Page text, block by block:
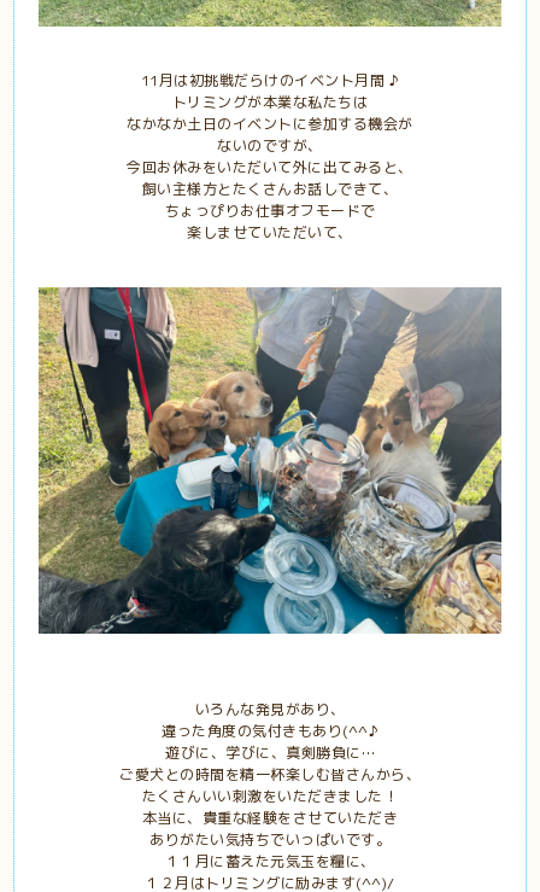
11月は初挑戦だらけのイベント月間 ♪
トリミングが本業な私たちは
なかなか土日のイベントに参加する機会が
ないのですが、
今回お休みをいただいて外に出てみると、
飼い主様方とたくさんお話しできて、
ちょっぴりお仕事オフモードで
楽しませていただいて、
いろんな発見があり、
違った角度の気付きもあり(^^♪
遊びに、学びに、真剣勝負に…
ご愛犬との時間を精一杯楽しむ皆さんから、
たくさんいい刺激をいただきました！
本当に、貴重な経験をさせていただき
ありがたい気持ちでいっぱいです。
１１月に蓄えた元気玉を糧に、
１２月はトリミングに励みます(^^)/